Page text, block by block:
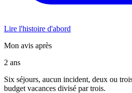
Lire l'histoire d'abord
Mon avis après
2 ans
Six séjours, aucun incident, deux ou
budget vacances divisé par trois.